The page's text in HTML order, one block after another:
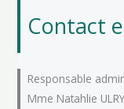
Contact
Responsable
Mme Natahlie ULRY